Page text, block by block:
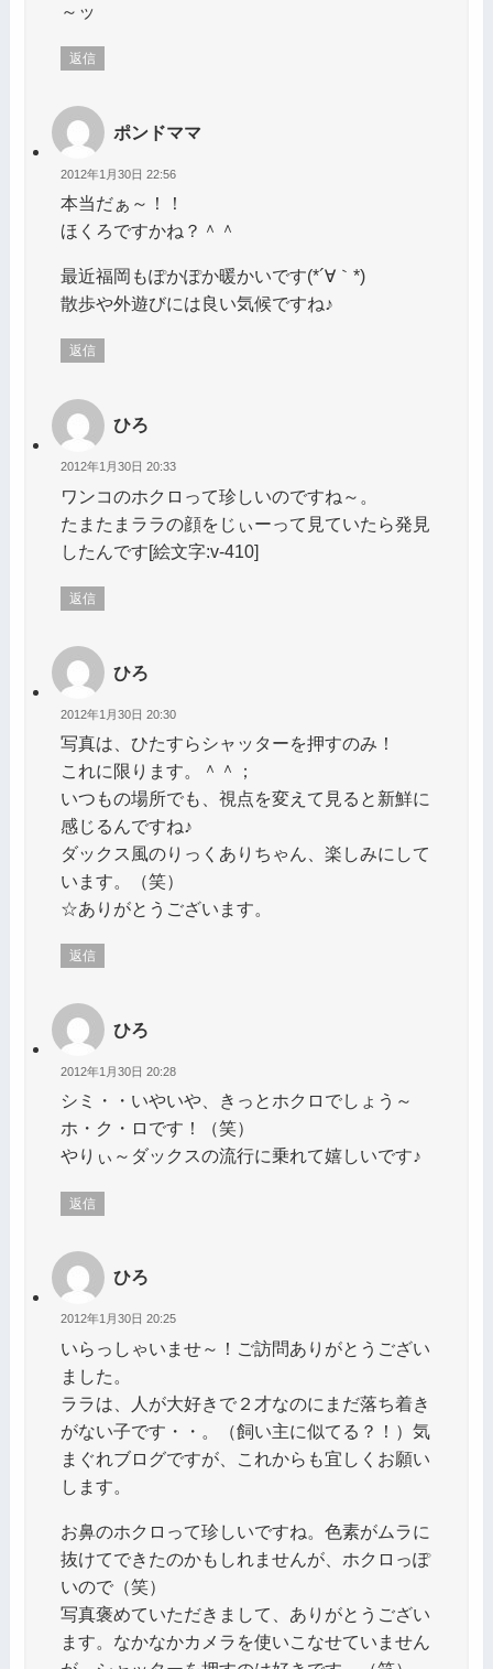
～ッ
返信
ポンドママ
2012年1月30日 22:56
本当だぁ～！！
ほくろですかね？＾＾
最近福岡もぽかぽか暖かいです(*´∀｀*)
散歩や外遊びには良い気候ですね♪
返信
ひろ
2012年1月30日 20:33
ワンコのホクロって珍しいのですね～。
たまたまララの顔をじぃーって見ていたら発見
したんです[絵文字:v-410]
返信
ひろ
2012年1月30日 20:30
写真は、ひたすらシャッターを押すのみ！
これに限ります。＾＾；
いつもの場所でも、視点を変えて見ると新鮮に
感じるんですね♪
ダックス風のりっくありちゃん、楽しみにして
います。（笑）
☆ありがとうございます。
返信
ひろ
2012年1月30日 20:28
シミ・・いやいや、きっとホクロでしょう～
ホ・ク・ロです！（笑）
やりぃ～ダックスの流行に乗れて嬉しいです♪
返信
ひろ
2012年1月30日 20:25
いらっしゃいませ～！ご訪問ありがとうござい
ました。
ララは、人が大好きで２才なのにまだ落ち着き
がない子です・・。（飼い主に似てる？！）気
まぐれブログですが、これからも宜しくお願い
します。
お鼻のホクロって珍しいですね。色素がムラに
抜けてできたのかもしれませんが、ホクロっぽ
いので（笑）
写真褒めていただきまして、ありがとうござい
ます。なかなかカメラを使いこなせていません